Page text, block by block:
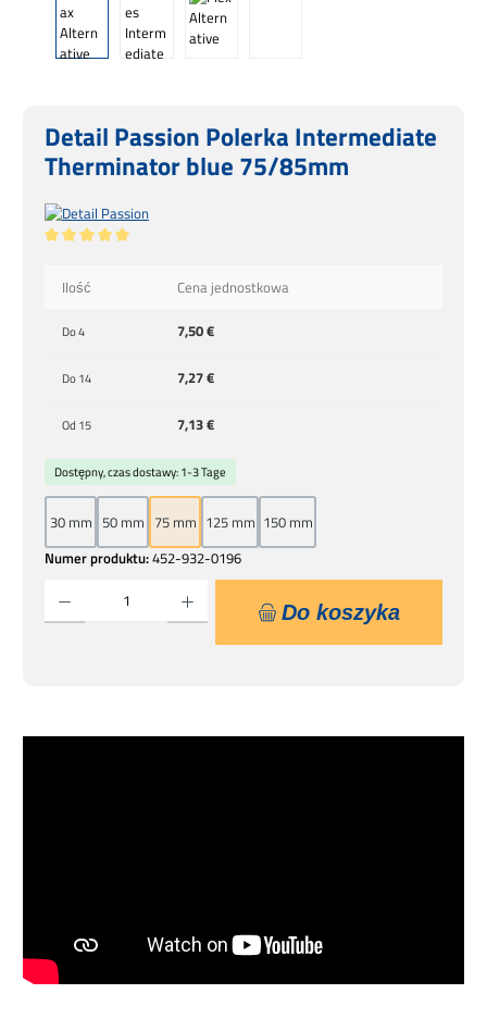
Detail Passion Polerka Intermediate
Therminator blue 75/85mm
Ilość
Cena jednostkowa
Do4 7,50 €
Do14 7,27 €
Od 15 7,13 €
Numer produktu:452-932-0196
Dostępny, czas dostawy: 1-3 Tage
30 mm 50 mm 75 mm 125 mm 150 mm
Do koszyka